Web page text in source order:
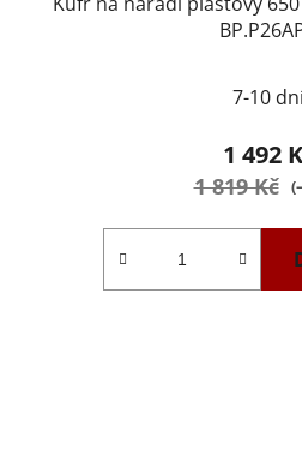
7-10
1 492
1 819 Kč